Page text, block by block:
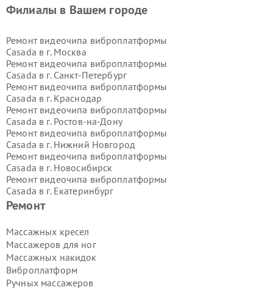
Ремонт
Массажных кресел
Массажеров для ног
Массажных накидок
Виброплатформ
Ручных массажеров
Филиалы в Вашем городе
Ремонт видеочипа виброплатформы
Casada в г. Москва
Ремонт видеочипа виброплатформы
Casada в г. Санкт-Петербург
Ремонт видеочипа виброплатформы
Casada в г. Краснодар
Ремонт видеочипа виброплатформы
Casada в г. Ростов-на-Дону
Ремонт видеочипа виброплатформы
Casada в г. Нижний Новгород
Ремонт видеочипа виброплатформы
Casada в г. Новосибирск
Ремонт видеочипа виброплатформы
Casada в г. Екатеринбург
Ремонт видеочипа виброплатформы
Ремонт видеочипа виброплатформы
Casada в г.Воронеж
Ремонт видеочипа виброплатформы
Casada в г.Волгоград
Ремонт видеочипа виброплатформы
Casada в г.Самара